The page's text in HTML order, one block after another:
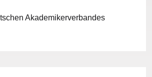
Akademikerverbandes